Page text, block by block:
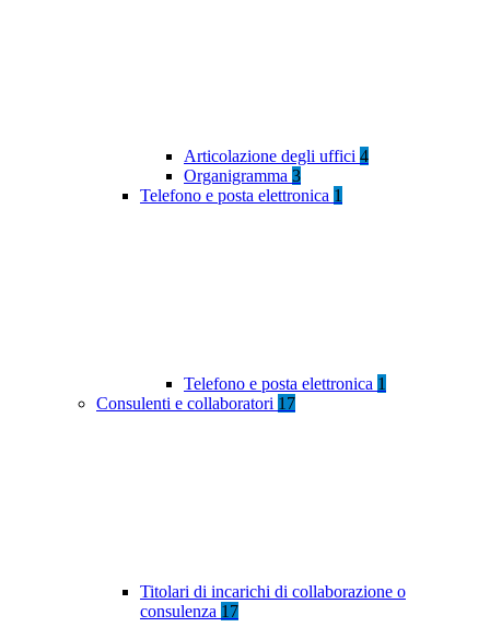
Articolazione degli uffici 4
Organigramma 3
Telefono e posta elettronica 1
Telefono e posta elettronica 1
Consulenti e collaboratori 17
Titolari di incarichi di collaborazione o
consulenza 17